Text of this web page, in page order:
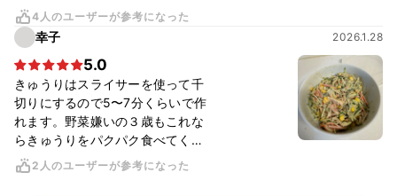
食べてもすごく美味しかったの
で、大人用にリピートします🥹💕
4人のユーザーが参考になった
幸子 2026.1.28
5.0
きゅうりはスライサーを使って千
切りにするので5〜7分くらいで作
れます。野菜嫌いの３歳もこれな
らきゅうりをパクパク食べてくれ
るので鬼リピしています！
2人のユーザーが参考になった